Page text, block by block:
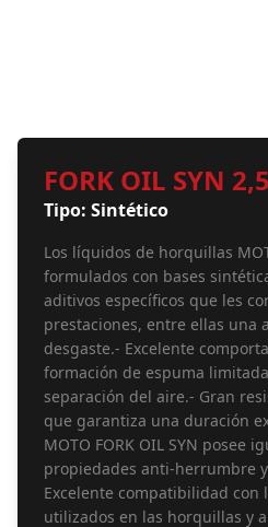
FORK OIL SYN
Tipo: Sintético
Los líquidos de horquillas
formulados con bases
aditivos específicos que les
prestaciones, entre ellas una
desgaste.- Excelente
formación de espuma
separación del aire.- Gran
que garantiza una duración
MOTO FORK OIL SYN posee
propiedades anti-herrumbre
Excelente compatibilidad con
utilizados en las horquillas y